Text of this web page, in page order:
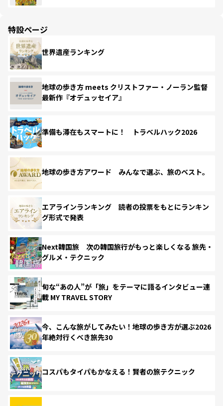
特設ページ
世界遺産ランキング
地球の歩き方 meets クリストファー・ノーラン監督
最新作『オデュッセイア』
準備も滞在もスマートに！ トラベルハック2026
地球の歩き方アワード みんなで選ぶ、旅のベスト。
エアラインランキング 読者の投票をもとにランキン
グ形式で発表
Next韓国旅 次の韓国旅行がもっと楽しくなる 旅先・
グルメ・テクニック
旬な“あの人”が「旅」をテーマに語るインタビュー連
載 MY TRAVEL STORY
今、こんな旅がしてみたい！地球の歩き方が選ぶ2026
年絶対行くべき旅先30
コスパもタイパもかなえる！賢者の旅テクニック